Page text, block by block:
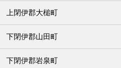
上閉伊郡大槌町
下閉伊郡山田町
下閉伊郡岩泉町